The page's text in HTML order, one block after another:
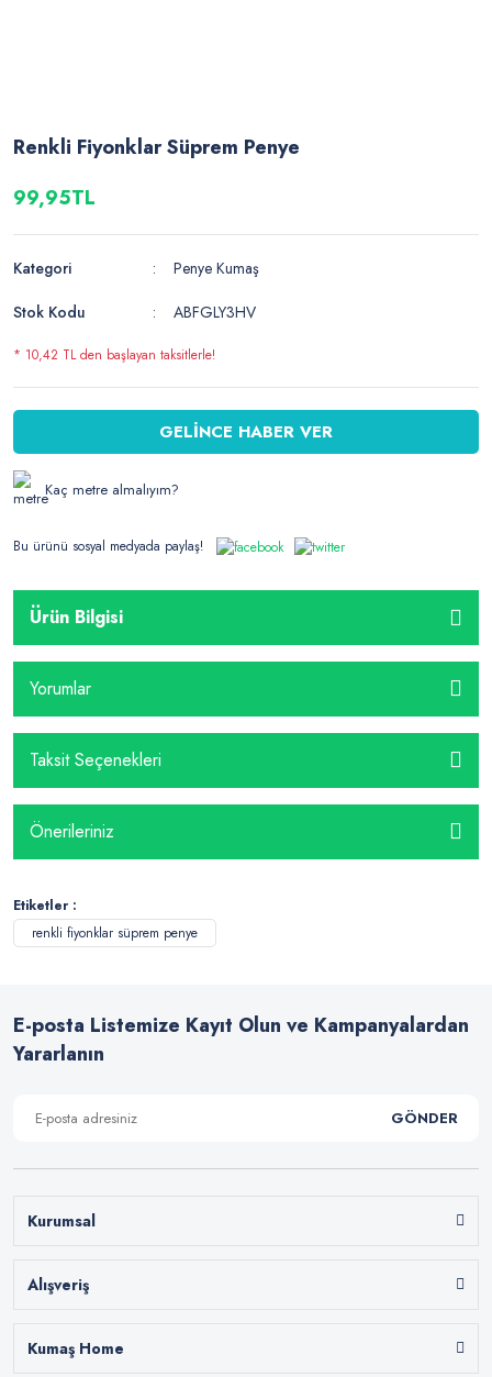
Renkli Fiyonklar Süprem Penye
99,95TL
Kategori
Penye Kumaş
Stok Kodu
ABFGLY3HV
* 10,42 TL den başlayan taksitlerle!
GELİNCE HABER VER
Kaç metre almalıyım?
Bu ürünü sosyal medyada paylaş!
Ürün Bilgisi
Yorumlar
Taksit Seçenekleri
Önerileriniz
Etiketler :
renkli fiyonklar süprem penye
E-posta Listemize Kayıt Olun ve Kampanyalardan
Yararlanın
GÖNDER
Kurumsal
Alışveriş
Kumaş Home